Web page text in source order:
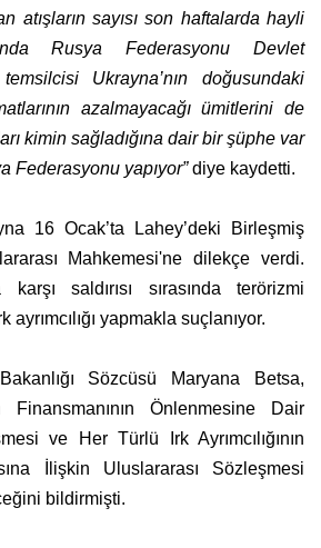
atışların sayısı son haftalarda hayli
Rusya Federasyonu Devlet
temsilcisi Ukrayna’nın doğusundaki
azalmayacağı ümitlerini de
kimin sağladığına dair bir şüphe var
Federasyonu yapıyor”diye kaydetti.
16 Ocak’ta Lahey’deki Birleşmiş
Mahkemesi'ne dilekçe verdi.
karşı saldırısı sırasında terörizmi
ayrımcılığı yapmakla suçlanıyor.
Sözcüsü Maryana Betsa,
Finansmanının Önlenmesine Dair
ve Her Türlü Irk Ayrımcılığının
İlişkin Uluslararası Sözleşmesi
bildirmişti.